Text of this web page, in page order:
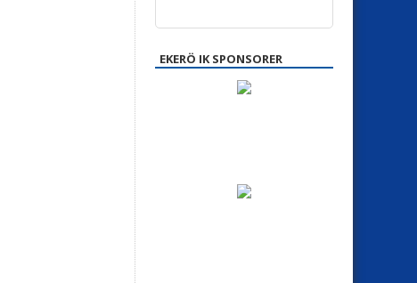
EKERÖ IK SPONSORER